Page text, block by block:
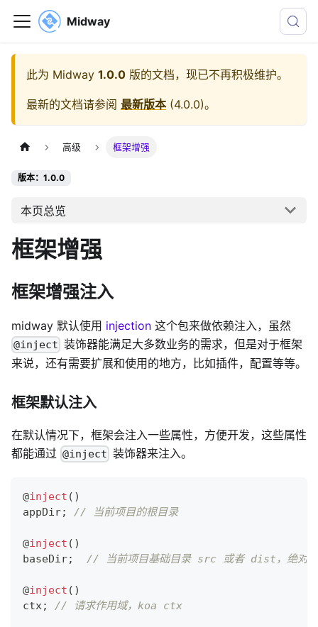
Midway
此为 Midway 1.0.0 版的文档，现已不再积极维护。
最新的文档请参阅 最新版本(4.0.0)。
高级 框架增强
版本：1.0.0
本页总览
框架增强
框架增强注入
midway 默认使用 injection 这个包来做依赖注入，虽然
@inject 装饰器能满足大多数业务的需求，但是对于框架
来说，还有需要扩展和使用的地方，比如插件，配置等等。
框架默认注入
在默认情况下，框架会注入一些属性，方便开发，这些属性
都能通过 @inject 装饰器来注入。
@inject ( )
appDir; // 当前项目的根目录
@inject ( )
baseDir; // 当前项目基础目录 src 或者 dist，绝对
@inject ( )
ctx; // 请求作用域，koa ctx